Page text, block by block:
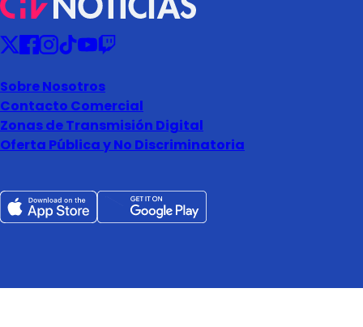
Sobre Nosotros
Contacto Comercial
Zonas de Transmisión Digital
Oferta Pública y No Discriminatoria